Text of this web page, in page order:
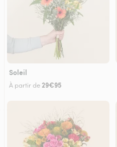
Soleil
À partir de 29€95